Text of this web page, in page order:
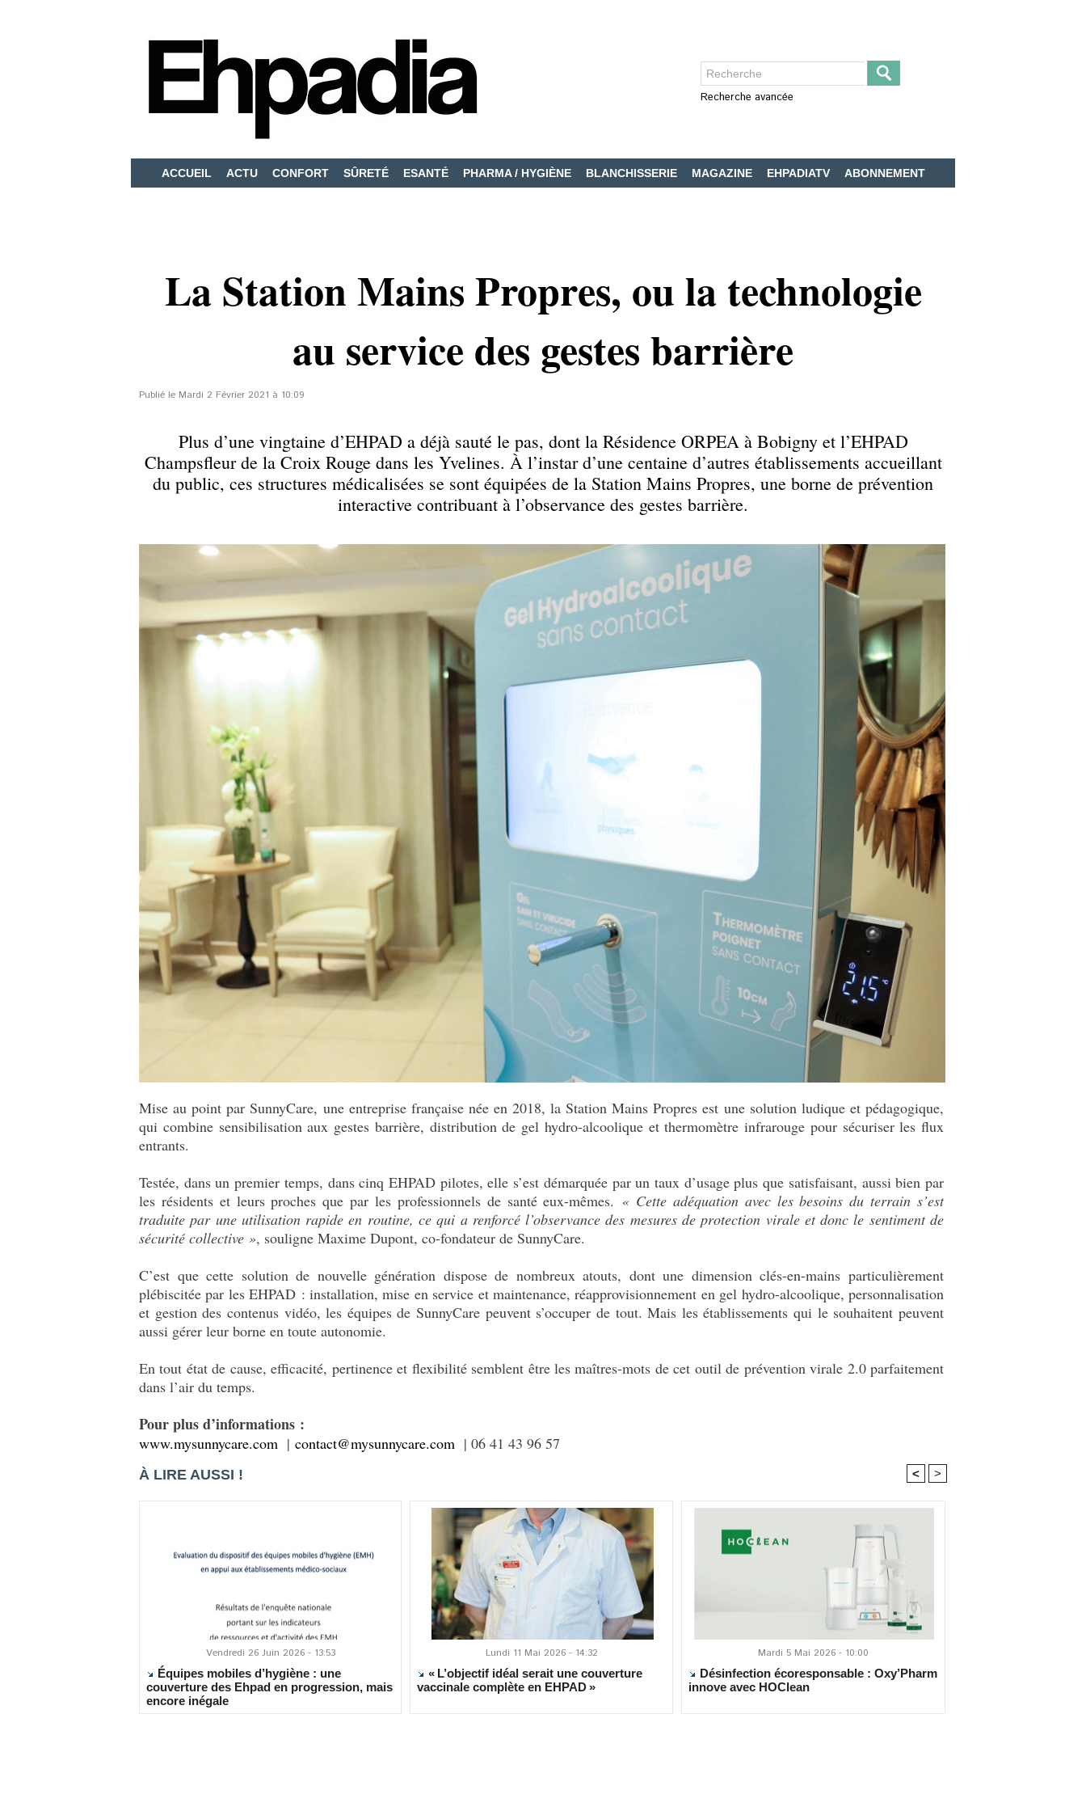
Recherche avancée
ACCUEIL ACTU CONFORT SÛRETÉ ESANTÉ PHARMA / HYGIÈNE BLANCHISSERIE MAGAZINE EHPADIATV ABONNEMENT
La Station Mains Propres, ou la technologie
au service des gestes barrière
Publié le Mardi 2 Février 2021 à 10:09
Plus d’une vingtaine d’EHPAD a déjà sauté le pas, dont la Résidence ORPEA à Bobigny et l’EHPAD
Champsfleur de la Croix Rouge dans les Yvelines. À l’instar d’une centaine d’autres établissements accueillant
du public, ces structures médicalisées se sont équipées de la Station Mains Propres, une borne de prévention
interactive contribuant à l’observance des gestes barrière.
Mise au point par SunnyCare, une entreprise française née en 2018, la Station Mains Propres est une solution ludique et pédagogique,
qui combine sensibilisation aux gestes barrière, distribution de gel hydro-alcoolique et thermomètre infrarouge pour sécuriser les flux
entrants.
Testée, dans un premier temps, dans cinq EHPAD pilotes, elle s’est démarquée par un taux d’usage plus que satisfaisant, aussi bien par
les résidents et leurs proches que par les professionnels de santé eux-mêmes. « Cette adéquation avec les besoins du terrain s’est
traduite par une utilisation rapide en routine, ce qui a renforcé l’observance des mesures de protection virale et donc le sentiment de
sécurité collective », souligne Maxime Dupont, co-fondateur de SunnyCare.
C’est que cette solution de nouvelle génération dispose de nombreux atouts, dont une dimension clés-en-mains particulièrement
plébiscitée par les EHPAD : installation, mise en service et maintenance, réapprovisionnement en gel hydro-alcoolique, personnalisation
et gestion des contenus vidéo, les équipes de SunnyCare peuvent s’occuper de tout. Mais les établissements qui le souhaitent peuvent
aussi gérer leur borne en toute autonomie.
En tout état de cause, efficacité, pertinence et flexibilité semblent être les maîtres-mots de cet outil de prévention virale 2.0 parfaitement
dans l’air du temps.
Pour plus d’informations :
www.mysunnycare.com | contact@mysunnycare.com | 06 41 43 96 57
À LIRE AUSSI ! < >
Vendredi 26 Juin 2026 - 13:53
Équipes mobiles d’hygiène : une
couverture des Ehpad en progression, mais
encore inégale
Lundi 11 Mai 2026 - 14:32
« L’objectif idéal serait une couverture
vaccinale complète en EHPAD »
Mardi 5 Mai 2026 - 10:00
Désinfection écoresponsable : Oxy’Pharm
innove avec HOClean